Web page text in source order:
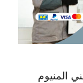
المنيوم